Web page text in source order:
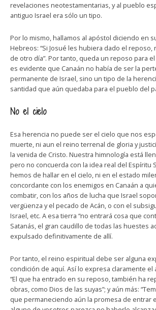
revelaciones neotestamentarias, y al pueblo
antiguo Israel era sólo un tipo.
Por lo mismo, hallamos al apóstol diciendo en
Hebreos: “Si Josué les hubiera dado el
de otro día”. Por tanto, queda un reposo para
es evidente que Canaán no había de ser la
permanente de Israel, sino un tipo de la
santidad que aún quedaba para el pueblo del
No el cielo
Esa herencia no puede ser el cielo que nos
muerte, ni aun el reino terrenal de gloria y
la venida de Cristo. Nuestra himnología está
pero no concuerda con la idea real del Espíritu
hemos de hallar en el cielo, ni en el estado
concordante con los enemigos en Canaán a
combatir, con los años de lucha que Israel
vergüenza y el pecado de Acán, o con el
Israel, etc. A esa tierra “no entrará cosa que
Satanás, el gran caudillo de todas las huestes
expulsado definitivamente de allí.
Por tanto, el reino espiritual debe ser alguna
condición de aquí. Así lo expresa claramente el
“El que ha entrado en su reposo, también ha
obras, como Dios de las suyas”; y aún más:
que permaneciendo aún la promesa de entrar